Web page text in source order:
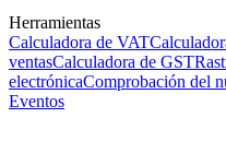
Herramientas
Calculadora de VAT
ventasCalculadora de GST
electrónicaComprobación del
Eventos